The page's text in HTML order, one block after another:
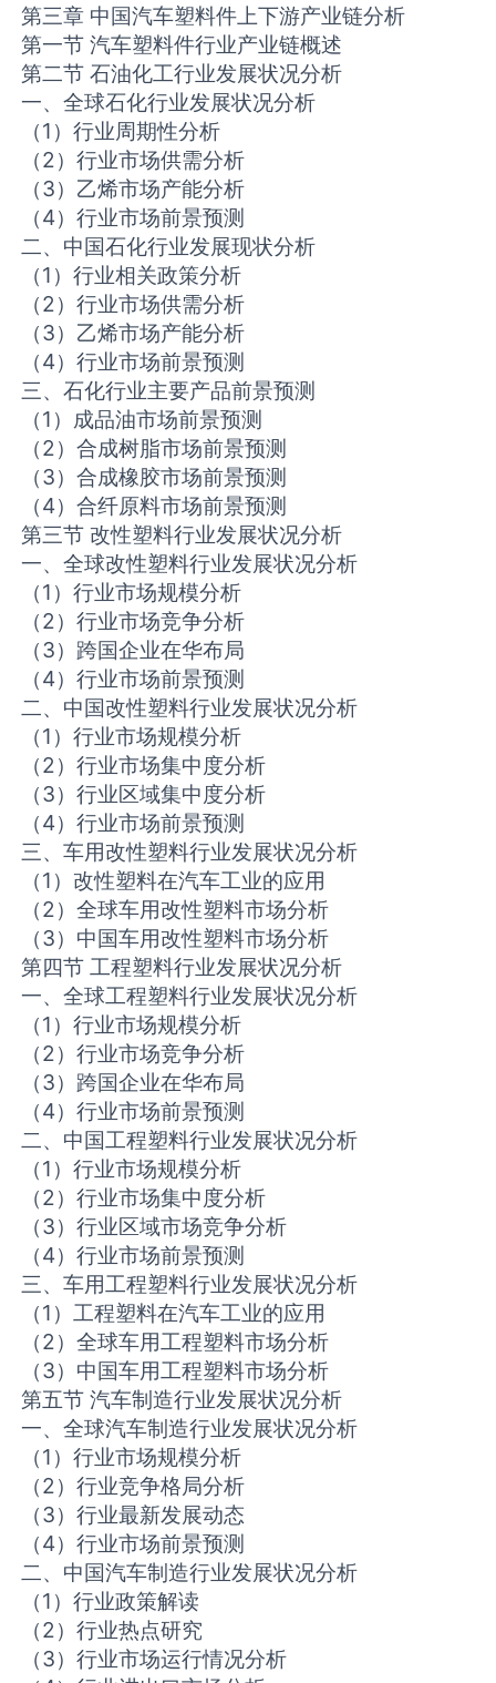
第三章 中国汽车塑料件上下游产业链分析
第一节 汽车塑料件行业产业链概述
第二节 石油化工行业发展状况分析
一、全球石化行业发展状况分析
（1）行业周期性分析
（2）行业市场供需分析
（3）乙烯市场产能分析
（4）行业市场前景预测
二、中国石化行业发展现状分析
（1）行业相关政策分析
（2）行业市场供需分析
（3）乙烯市场产能分析
（4）行业市场前景预测
三、石化行业主要产品前景预测
（1）成品油市场前景预测
（2）合成树脂市场前景预测
（3）合成橡胶市场前景预测
（4）合纤原料市场前景预测
第三节 改性塑料行业发展状况分析
一、全球改性塑料行业发展状况分析
（1）行业市场规模分析
（2）行业市场竞争分析
（3）跨国企业在华布局
（4）行业市场前景预测
二、中国改性塑料行业发展状况分析
（1）行业市场规模分析
（2）行业市场集中度分析
（3）行业区域集中度分析
（4）行业市场前景预测
三、车用改性塑料行业发展状况分析
（1）改性塑料在汽车工业的应用
（2）全球车用改性塑料市场分析
（3）中国车用改性塑料市场分析
第四节 工程塑料行业发展状况分析
一、全球工程塑料行业发展状况分析
（1）行业市场规模分析
（2）行业市场竞争分析
（3）跨国企业在华布局
（4）行业市场前景预测
二、中国工程塑料行业发展状况分析
（1）行业市场规模分析
（2）行业市场集中度分析
（3）行业区域市场竞争分析
（4）行业市场前景预测
三、车用工程塑料行业发展状况分析
（1）工程塑料在汽车工业的应用
（2）全球车用工程塑料市场分析
（3）中国车用工程塑料市场分析
第五节 汽车制造行业发展状况分析
一、全球汽车制造行业发展状况分析
（1）行业市场规模分析
（2）行业竞争格局分析
（3）行业最新发展动态
（4）行业市场前景预测
二、中国汽车制造行业发展状况分析
（1）行业政策解读
（2）行业热点研究
（3）行业市场运行情况分析